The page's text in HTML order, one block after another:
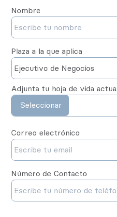
Nombre
Plaza a la que aplica
Adjunta tu hoja de vida
Correo electrónico
Número de Contacto